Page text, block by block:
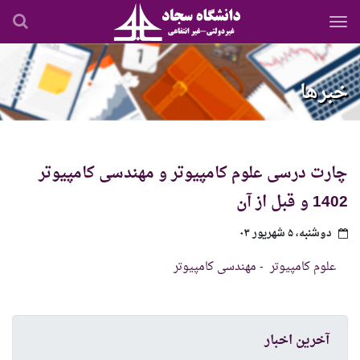
رفتن
محتوای
اصلی
خبرها
چارت درسی علوم کامپیوتر و مهندسی کامپیوتر
1402 و قبل از آن
دوشنبه، ۵ شهریور ۰۳
علوم کامپیوتر-مهندسی کامپیوتر
آخرین اخبار